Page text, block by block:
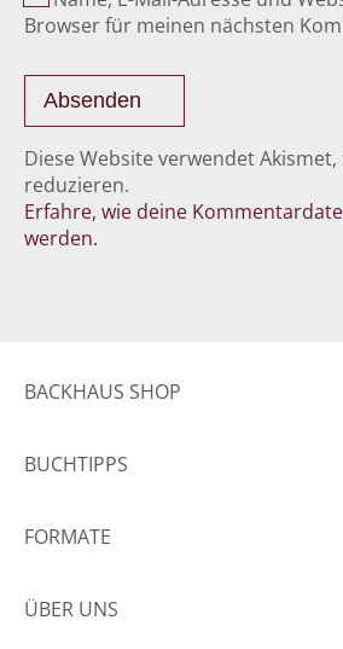
Browser für meinen nächsten
Diese Website verwendet Akismet,
reduzieren.
Erfahre, wie deine
werden.
BACKHAUS SHOP
BUCHTIPPS
FORMATE
ÜBER UNS